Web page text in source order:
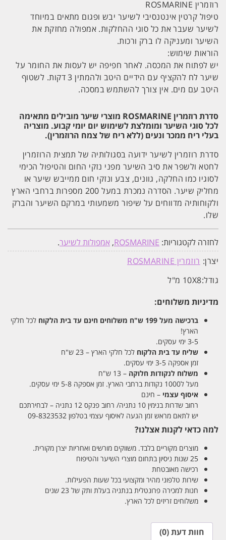
רוזמרין ROSMARINE
טיפול קרטין אינטנסיבי לשיער יבש ופגום מתאים במיוחד
לשיער שעבר את כל סוגי ההחלקות. אמפולה מחזקת את
השיער ומעניקה לו ברק ורכות.
הוראות שימוש:
יש לפתוח את המכסה. לאחר חפיפה יש לעסות את החומר על
שיער לח להקציף עם הידיים היטב ולהמתין 3 דקות. לשטוף
היטב עם מים. אין צורך להשתמש במסכה.
סדרת רוזמרין ROSMARINE מוצרי שיער מובילים מתאימה
לכל סוגי השיער ומומלצת לשימוש יום יומי קבוע. מוצריה
בעלי ריח ממכר ונעים (ללא ריח של צמח הרוזמרין).
סדרת רוזמרין לשיער ידועה בסגולותיה של תמצית הרוזמרין
לחטא ולשפר את סיב השיער מפני נזקי החום והטיפול הכימי
לסוגיו כמו החלקה, גוונים, צבע ונזקי חום ממייבש שיער או
מחליק שיער. הסדרה נמכרת במעל 200 מספרות ברחבי הארץ
ולקוחותיה מדווחים על שיפור משמעותי במרקם השיער והברק
שלו.
לחזרה לקטגוריות: ROSMARINE
, אמפולות לשיער.
יצרן: רוזמרין ROSMARINE
גודל:10X8 מ"ל
מדיניות משלוחים:
ברכישה מעל 199 ש"ח משלוחים חינם עד בית הלקוח לכל חלקי
הארץ!
3-5 ימי עסקים.
שליח עד בית הלקוח לכל חלקי הארץ – 23 ש"ח
זמן אספקה 3-5 ימי עסקים.
משלוח לנקודות חלוקה – 13 ש"ח
מעל ל1000 נקודות ברחבי הארץ. זמן אספקה 5-8 ימי עסקים.
איסוף עצמי – חינם
רחוב שדרות בנימין 10 נתניה/ רחוב פנקס 12 נתניה – לבחירתכם
יש לתאם מראש זמן הגעה לאיסוף עצמי בטלפון 09-8323532
למה כדאי לקנות אצלנו?
מוצרים מקוריים בלבד. משווקים מורשים ואחריות יצרן מקורית.
25 שנות ניסיון בתחום מוצרי השיער והטיפוח
רכישה מאובטחת
שירות טלפוני מהיר ומקצועי בכל שעות הפעילות.
חנות למכירה פרונטלית בנתניה בעלת ותק של 23 שנים
משלוחים זריזים לכל הארץ.
חוות דעת (0)